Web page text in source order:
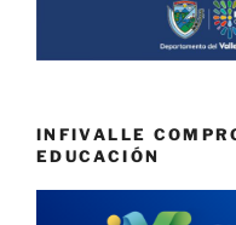
INFIVALLE
EDUCACIÓN